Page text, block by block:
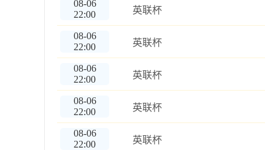
08-06
22:00
英联杯
08-06
22:00
英联杯
08-06
22:00
英联杯
08-06
22:00
英联杯
08-06
22:00
英联杯